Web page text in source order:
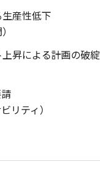
産性低下
昇による計画の破綻
リティ）